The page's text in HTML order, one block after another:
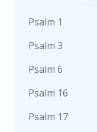
Psalm 1
Psalm 3
Psalm 6
Psalm 16
Psalm 17